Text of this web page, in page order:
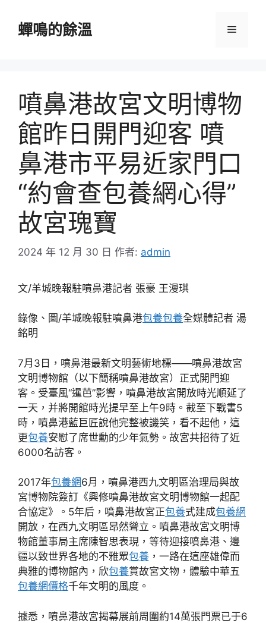
蟬鳴的餘溫 選
噴鼻港故宮文明博物
館昨日開門迎客 噴
鼻港市平易近家門口
“約會查包養網心得”
故宮瑰寶
2024 年 12 月 30 日 作者: admin
文/羊城晚報駐噴鼻港記者 張豪 王漫琪
錄像、圖/羊城晚報駐噴鼻港包養包養全媒體記者 湯
銘明
7月3日，噴鼻港最新文明藝術地標——噴鼻港故宮
文明博物館（以下簡稱噴鼻港故宮）正式開門迎
客。受臺風“暹芭”影響，噴鼻港故宮開放時光順延了
一天，并將開館時光提早至上午9時。截至下戰書5
時，噴鼻港藍巨匠說他完整被譏笑，看不起他，這
更包養安慰了席世勳的少年氣勢。故宮共招待了近
6000名訪客。
2017年包養網6月，噴鼻港西九文明區治理局與故
宮博物院簽訂《興修噴鼻港故宮文明博物館一起配
合協定》。5年后，噴鼻港故宮正包養式建成包養網
開放，在西九文明區昂然聳立。噴鼻港故宮文明博
物館董事局主席陳智思表現，等待迎接噴鼻港、邊
疆以致世界各地的不雅眾包養 ，一路在這座雄偉而
典雅的博物館內，欣包養賞故宮文物，體驗中華五
包養網價格千年文明的風度。
據悉，噴鼻港故宮揭幕展前周圍約14萬張門票已于6